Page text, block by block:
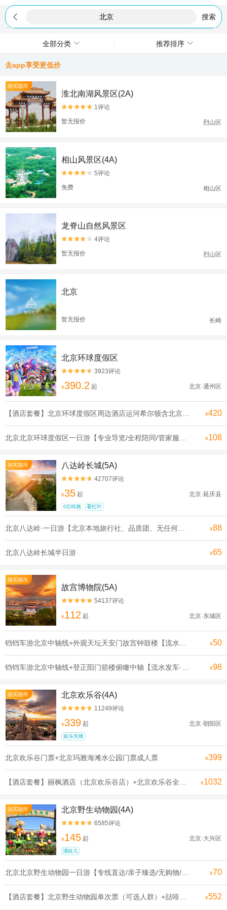
 搜索
全部分类 推荐排序
去app享受更低价
随买随用
淮北南湖风景区(2A)

 1评论
暂无报价
烈山区
相山风景区(4A)

 5评论
免费
相山区
龙脊山自然风景区

 4评论
暂无报价
烈山区
北京
暂无报价 长崎
北京环球度假区

 3923评论
¥390.2 起 北京·通州区
¥420
¥108
随买随用 八达岭长城(5A)

 42707评论
¥35 起 北京·延庆县
0元特惠 看红叶
¥88
北京八达岭长城半日游 ¥65
随买随用
故宫博物院(5A)

 54137评论
¥112 起 北京·东城区
¥50
¥98
随买随用 北京欢乐谷(4A)

 11249评论
¥339 起 北京·朝阳区
娱乐先锋
北京欢乐谷门票+北京玛雅海滩水公园门票成人票 ¥399
¥1032
随买随用 北京野生动物园(4A)

 6585评论
¥145 起 北京·大兴区
溜娃儿
¥70
¥552